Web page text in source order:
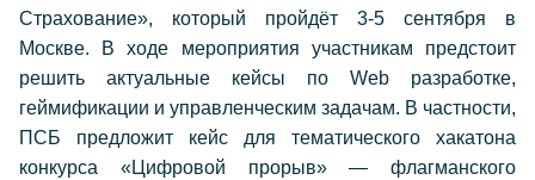
Страхование», который пройдёт 3-5 сентября в
Москве. В ходе мероприятия участникам предстоит
решить актуальные кейсы по Web разработке,
геймификации и управленческим задачам. В частности,
ПСБ предложит кейс для тематического хакатона
конкурса «Цифровой прорыв» — флагманского